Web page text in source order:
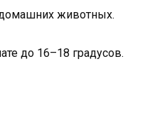
домашних животных.
до 16–18 градусов.